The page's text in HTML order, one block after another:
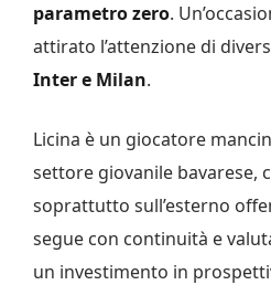
parametro zero.
attirato l’attenzione di
Intere Milan.
Licina è un giocatore
settore giovanile bavarese,
soprattutto sull’esterno
segue con continuità e
un investimento in